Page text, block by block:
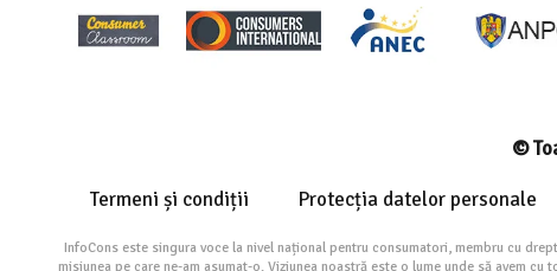
©
Termeni și condiții Protecția datelor personale
InfoCons este singura voce la nivel național pentru consumatori, membru cu
misiunea pe care ne-am asumat-o. Viziunea noastră este o lume unde să avem